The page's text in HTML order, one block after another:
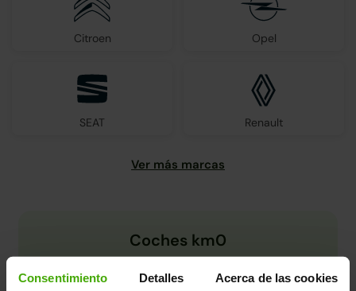
Consentimiento Detalles Acerca de las cookies
Citroen Opel
SEAT Renault
Coches km0